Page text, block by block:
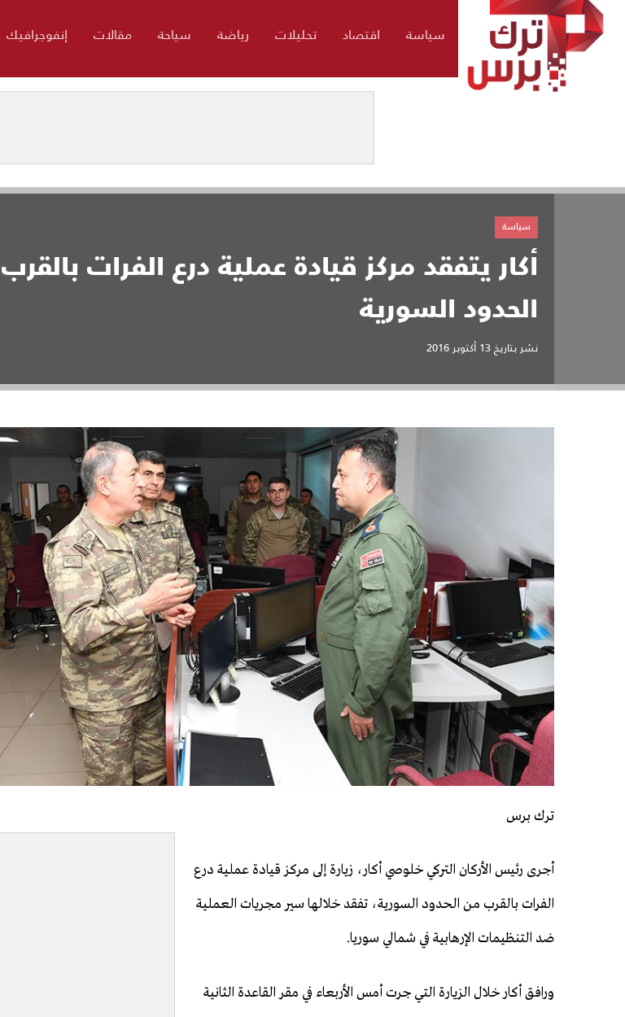
سياسة اقتصاد تحليلات رياضة سياحة مقالات إنفوجرافيك
أكار يتفقد مركز قيادة عملية درع الفرات
الحدود السورية
نشر بتاريخ13 أكتوبر 2016
سياسة
ترك برس
أجرى رئيس الأركان التركي خلوصي أكار، زيارة إلى مركز قيادة عملية درع
الفرات بالقرب من الحدود السورية، تفقد خلالها سير مجريات العملية
ضد التنظيمات الإرهابية في شمالي سوريا.
ورافق أكار خلال الزيارة التي جرت أمس الأربعاء في مقر القاعدة الثانية